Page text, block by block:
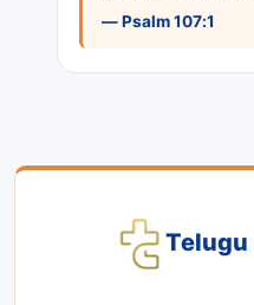
— Psalm 107:1
Telugu